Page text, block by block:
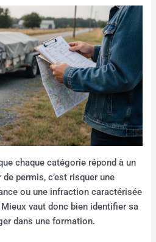
chaque catégorie répond à un
permis, c’est risquer une
ou une infraction caractérisée
Mieux vaut donc bien identifier sa
dans une formation.